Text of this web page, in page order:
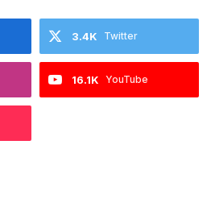
Twitter
3.4K
YouTube
16.1K